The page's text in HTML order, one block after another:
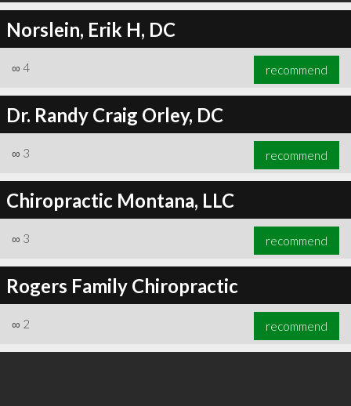
Norslein, Erik H, DC
∞ 4 recommend
Dr. Randy Craig Orley, DC
∞ 3 recommend
Chiropractic Montana, LLC
∞ 3 recommend
Rogers Family Chiropractic
∞ 2 recommend